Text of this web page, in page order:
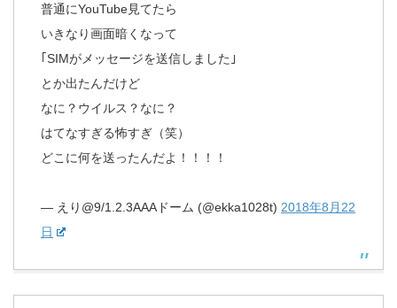
普通にYouTube見てたら
いきなり画面暗くなって
｢SIMがメッセージを送信しました｣
とか出たんだけど
なに？ウイルス？なに？
はてなすぎる怖すぎ（笑）
どこに何を送ったんだよ！！！！
— えり@9/1.2.3AAAドーム (@ekka1028t) 2018年8月22
日